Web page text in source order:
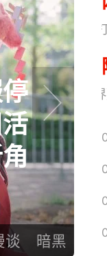
next
谈 暗黑
网易搜
《魔兽世